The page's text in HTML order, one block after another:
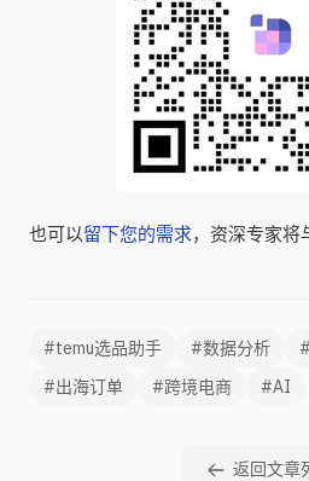
也可以留下您的需求，资深专家将
#temu选品助手 #数据分析
#出海订单
#跨境电商 #AI
返回文章